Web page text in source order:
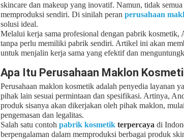
skincare dan makeup yang inovatif. Namun, tidak
memproduksi sendiri. Di sinilah peran perusahaan
solusi ideal.
Melalui kerja sama profesional dengan pabrik
tanpa perlu memiliki pabrik sendiri. Artikel ini akan
untuk menjalin kerja sama yang efektif dan
Apa Itu Perusahaan Maklon
Perusahaan maklon kosmetik adalah penyedia layanan
pihak lain sesuai permintaan dan spesifikasi. Artinya,
produk sisanya akan dikerjakan oleh pihak maklon,
pengemasan dan legalitas.
Salah satu contoh pabrik kosmetik terpercaya di
berpengalaman dalam memproduksi berbagai produk